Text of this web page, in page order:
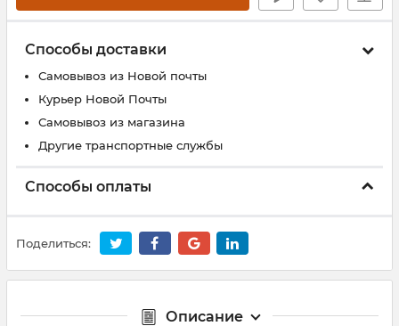
Способы доставки
Самовывоз из Новой почты
Курьер Новой Почты
Самовывоз из магазина
Другие транспортные службы
Способы оплаты
Поделиться:
Описание